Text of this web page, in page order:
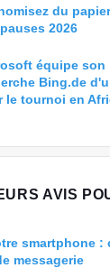
du
2026
équipe son
Bing.de
le tournoi en
AVIS
smartphone :
messagerie